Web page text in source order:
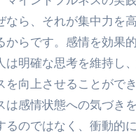
なら、それが集中力を
からです。感情を効果
は明確な思考を維持し
を向上させることがで
は感情状態への気づきを
るのではなく、衝動的